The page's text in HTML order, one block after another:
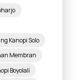
Kanopi Solo
Membran
Boyolali